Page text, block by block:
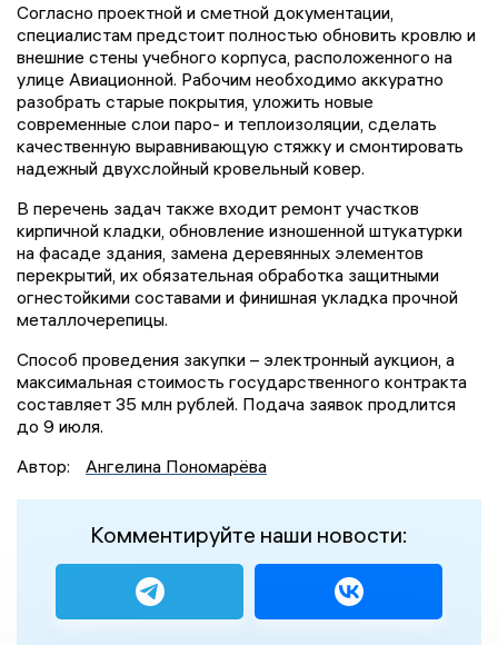
Согласно проектной и сметной документации,
специалистам предстоит полностью обновить кровлю и
внешние стены учебного корпуса, расположенного на
улице Авиационной. Рабочим необходимо аккуратно
разобрать старые покрытия, уложить новые
современные слои паро- и теплоизоляции, сделать
качественную выравнивающую стяжку и смонтировать
надежный двухслойный кровельный ковер.
В перечень задач также входит ремонт участков
кирпичной кладки, обновление изношенной штукатурки
на фасаде здания, замена деревянных элементов
перекрытий, их обязательная обработка защитными
огнестойкими составами и финишная укладка прочной
металлочерепицы.
Способ проведения закупки – электронный аукцион, а
максимальная стоимость государственного контракта
составляет 35 млн рублей. Подача заявок продлится
до 9 июля.
Автор:
Ангелина Пономарёва
Комментируйте наши новости: